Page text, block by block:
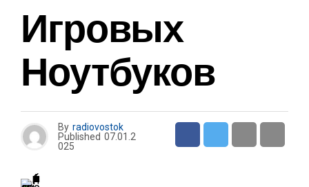
Игровых
Ноутбуков
By radiovostok
Published 07.01.2
025